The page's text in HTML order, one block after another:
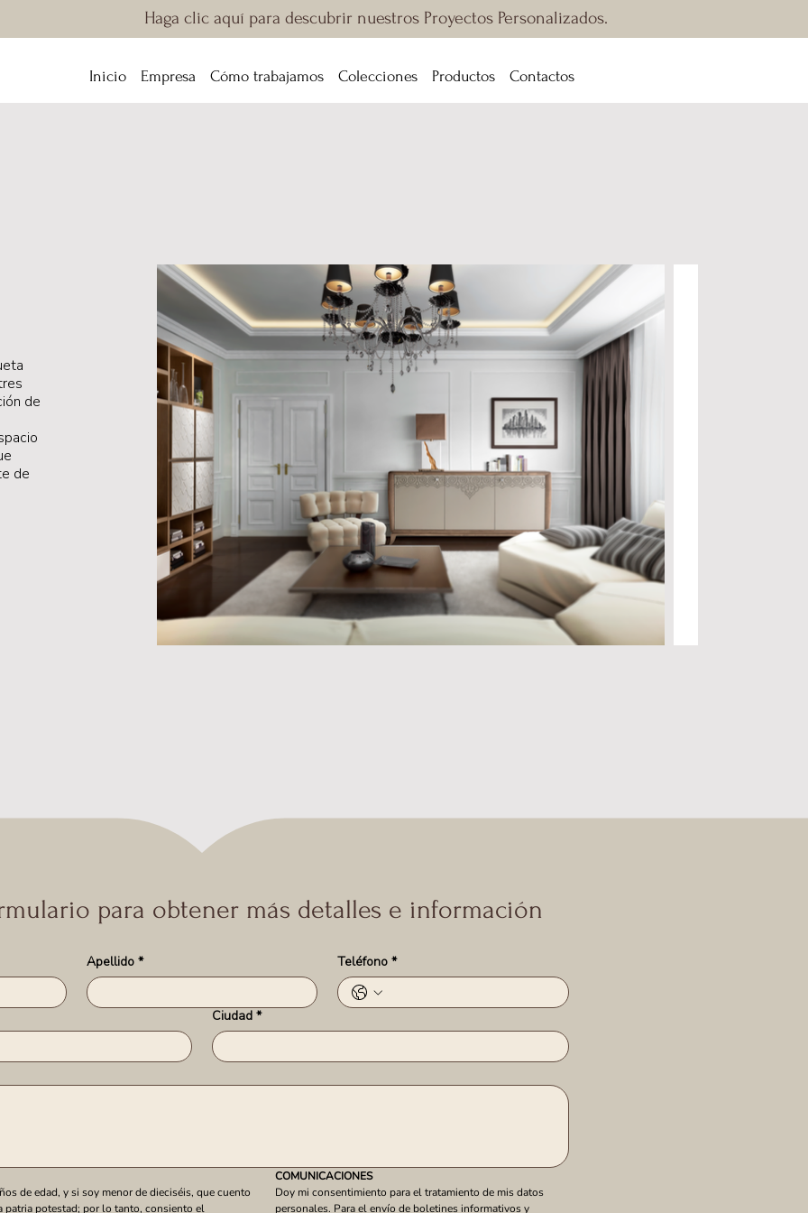
Haga clic aquí para descubrir nuestros Proyectos Personalizados.
Inicio Empresa Cómo trabajamos Colecciones Productos Contactos
de
de
para obtener más detalles e información
Apellido * Teléfono *
Ciudad *
de edad, y si soy menor de dieciséis, que cuento
potestad; por lo tanto, consiento el
COMUNICACIONES
Doy mi consentimiento para el tratamiento de mis datos
personales. Para el envío de boletines informativos y